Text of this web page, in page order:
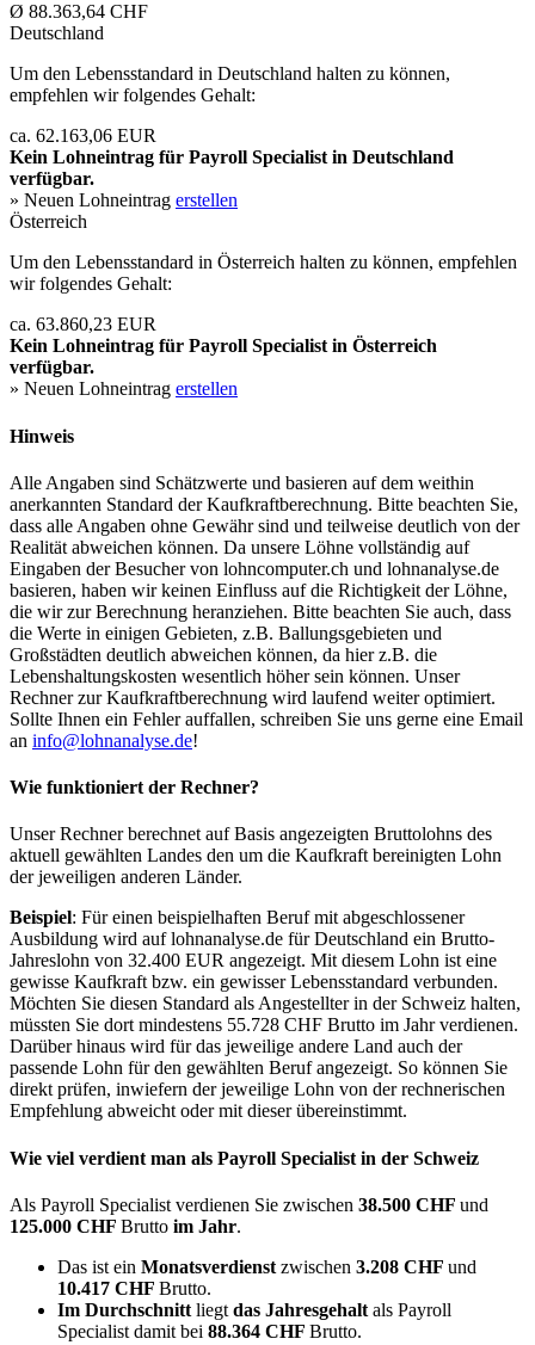
Ø 88.363,64 CHF
Deutschland
Um den Lebensstandard in Deutschland halten zu können,
empfehlen wir folgendes Gehalt:
ca. 62.163,06 EUR
Kein Lohneintrag für Payroll Specialistin Deutschland
verfügbar.
» Neuen Lohneintrag erstellen
Österreich
Um den Lebensstandard in Österreich halten zu können, empfehlen
wir folgendes Gehalt:
ca. 63.860,23 EUR
Kein Lohneintrag für Payroll Specialistin Österreich
verfügbar.
» Neuen Lohneintrag erstellen
Hinweis
Alle Angaben sind Schätzwerte und basieren auf dem weithin
anerkannten Standard der Kaufkraftberechnung. Bitte beachten Sie,
dass alle Angaben ohne Gewähr sind und teilweise deutlich von der
Realität abweichen können. Da unsere Löhne vollständig auf
Eingaben der Besucher von lohncomputer.ch und lohnanalyse.de
basieren, haben wir keinen Einfluss auf die Richtigkeit der Löhne,
die wir zur Berechnung heranziehen. Bitte beachten Sie auch, dass
die Werte in einigen Gebieten, z.B. Ballungsgebieten und
Großstädten deutlich abweichen können, da hier z.B. die
Lebenshaltungskosten wesentlich höher sein können. Unser
Rechner zur Kaufkraftberechnung wird laufend weiter optimiert.
Sollte Ihnen ein Fehler auffallen, schreiben Sie uns gerne eine Email
an info@lohnanalyse.de!
Wie funktioniert der Rechner?
Unser Rechner berechnet auf Basis angezeigten Bruttolohns des
aktuell gewählten Landes den um die Kaufkraft bereinigten Lohn
der jeweiligen anderen Länder.
Beispiel: Für einen beispielhaften Beruf mit abgeschlossener
Ausbildung wird auf lohnanalyse.de für Deutschland ein Brutto-
Jahreslohn von 32.400 EUR angezeigt. Mit diesem Lohn ist eine
gewisse Kaufkraft bzw. ein gewisser Lebensstandard verbunden.
Möchten Sie diesen Standard als Angestellter in der Schweiz halten,
müssten Sie dort mindestens 55.728 CHF Brutto im Jahr verdienen.
Darüber hinaus wird für das jeweilige andere Land auch der
passende Lohn für den gewählten Beruf angezeigt. So können Sie
direkt prüfen, inwiefern der jeweilige Lohn von der rechnerischen
Empfehlung abweicht oder mit dieser übereinstimmt.
Wie viel verdient man als Payroll Specialist in der Schweiz
Als Payroll Specialist verdienen Sie zwischen 38.500 CHF und
125.000 CHF Brutto im Jahr.
Das ist ein Monatsverdienst zwischen 3.208 CHF und
10.417 CHF Brutto.
Im Durchschnitt liegt das Jahresgehalt als Payroll
Specialist damit bei 88.364 CHF Brutto.